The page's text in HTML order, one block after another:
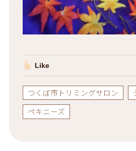
Like
つくば市トリミングサロン
ペキニーズ